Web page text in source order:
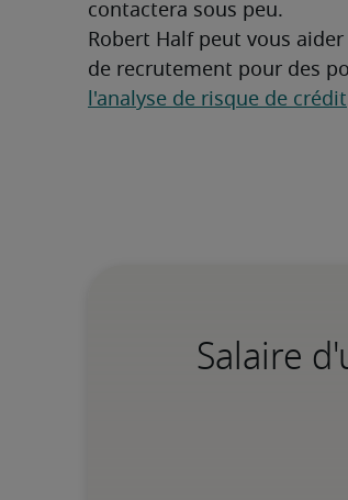
contactera sous peu.
Robert Half peut vous
de recrutement pour des
l'analyse de risque de crédit
Salaire